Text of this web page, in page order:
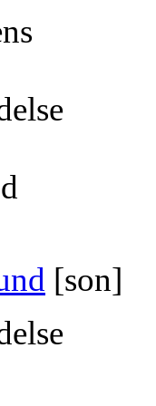
[son]